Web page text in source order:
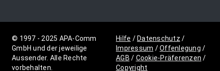
© 1997 - 2025 APA-Comm
GmbH und der jeweilige
Aussender. Alle Rechte
vorbehalten.
Hilfe / Datenschutz /
Impressum /Offenlegung /
AGB / Cookie-Präferenzen /
Copyright